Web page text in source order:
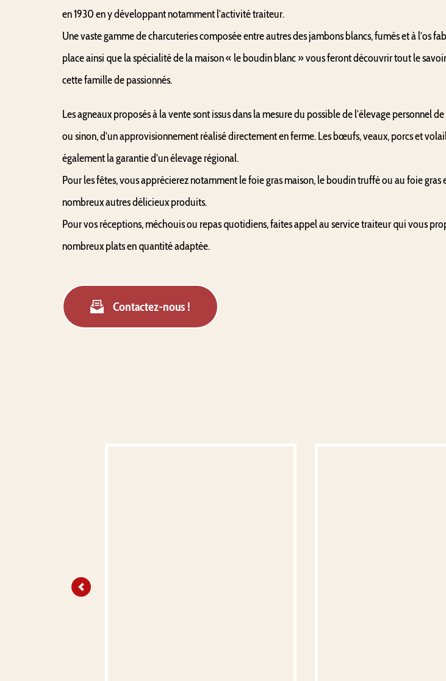
en 1930 en y développant notamment l’activité traiteur.
Une vaste gamme de charcuteries composée entre autres des jambons blancs, fumés et à l’os
place ainsi que la spécialité de la maison « le boudin blanc » vous feront découvrir tout le
cette famille de passionnés.
Les agneaux proposés à la vente sont issus dans la mesure du possible de l’élevage personnel
ou sinon, d’un approvisionnement réalisé directement en ferme. Les bœufs, veaux, porcs et
également la garantie d’un élevage régional.
Pour les fêtes, vous apprécierez notamment le foie gras maison, le boudin truffé ou au foie gras
nombreux autres délicieux produits.
Pour vos réceptions, méchouis ou repas quotidiens, faites appel au service traiteur qui vous
nombreux plats en quantité adaptée.
Contactez-nous !